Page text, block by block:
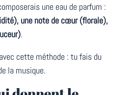
une eau de parfum :
une note de cœur (florale),
.
cette méthode : tu fais du
la musique.